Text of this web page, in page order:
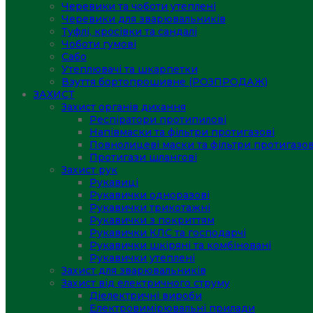
Черевики та чоботи утеплені
Черевики для зварювальників
Туфлі, кросівки та сандалі
Чоботи гумові
Сабо
Утеплювачі та шкарпетки
Взуття бортопрошивне (РОЗПРОДАЖ)
ЗАХИСТ
Захист органів дихання
Респіратори протипилові
Напівмаски та фільтри протигазові
Повнолицеві маски та фільтри
Протигази шлангові
Захист рук
Рукавиці
Рукавички одноразові
Рукавички трикотажні
Рукавички з покриттям
Рукавички КЛС та господарчі
Рукавички шкіряні та комбіновані
Рукавички утеплені
Захист для зварювальників
Захист від електричного струму
Діелектричні вироби
Електровимірювальні прилади